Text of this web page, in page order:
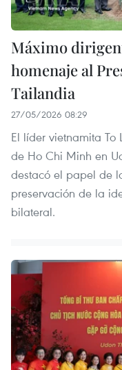
Máximo
homenaje al
Tailandia
27/05/2026 08:29
El líder vietnamita To
de Ho Chi Minh en
destacó el papel de
preservación de la
bilateral.